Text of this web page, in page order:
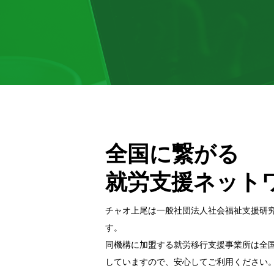
全国に繋がる
就労支援ネット
チャオ上尾は一般社団法⼈社会福祉⽀援研
す。
同機構に加盟する就労移⾏⽀援事業所は全
していますので、安⼼してご利⽤ください